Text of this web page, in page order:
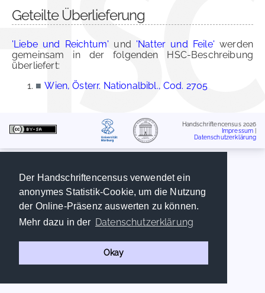
Der Handschriftencensus verwendet ein
anonymes Statistik-Cookie, um die Nutzung
der Online-Präsenz auswerten zu können.
Mehr dazu in der Datenschutzerklärung
Okay
Geteilte Überlieferung
'Liebe und Reichtum' und 'Natter und Feile' werden
gemeinsam in der folgenden HSC-Beschreibung
überliefert:
■ Wien, Österr. Nationalbibl., Cod. 2705
Handschriftencensus 2026
Impressum
Datenschutzerklärung